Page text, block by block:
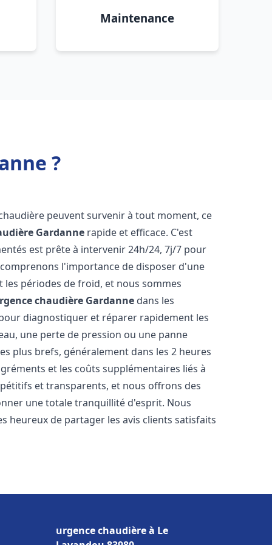
Maintenance
?
peuvent survenir à tout moment, ce
Gardanne rapide et efficace. C'est
est prête à intervenir 24h/24, 7j/7 pour
l'importance de disposer d'une
périodes de froid, et nous sommes
chaudière Gardanne dans les
diagnostiquer et réparer rapidement les
une perte de pression ou une panne
plus brefs, généralement dans les 2 heures
et les coûts supplémentaires liés à
et transparents, et nous offrons des
une totale tranquillité d'esprit. Nous
heureux de partager les avis clients satisfaits
urgence chaudière à Le